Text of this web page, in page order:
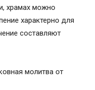
храмах можно
характерно для
составляют
молитва от